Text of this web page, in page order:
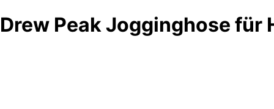
Drew Peak Jogginghose für